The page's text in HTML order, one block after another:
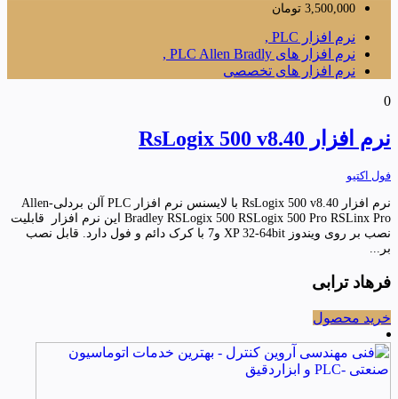
3,500,000 تومان
نرم افزار PLC ,
نرم افزار های PLC Allen Bradly ,
نرم افزار های تخصصی
0
نرم افزار RsLogix 500 v8.40
فول اکتیو
نرم افزار RsLogix 500 v8.40 با لایسنس نرم افزار PLC آلن بردلی-Allen
Bradley RSLogix 500 RSLogix 500 Pro RSLinx Pro این نرم افزار قابلیت
نصب بر روی ویندوز XP 32-64bit و7 با کرک دائم و فول دارد. قابل نصب
بر...
فرهاد ترابی
خرید محصول